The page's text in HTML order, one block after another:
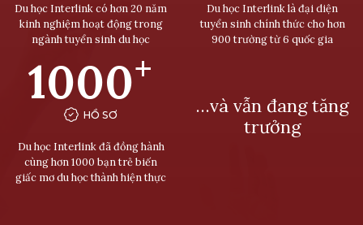
Du học Interlink có hơn 20 năm
kinh nghiệm hoạt động trong
ngành tuyển sinh du học
Du học Interlink là đại diện
tuyển sinh chính thức cho hơn
900 trường từ 6 quốc gia
1000+
HỒ SƠ
Du học Interlink đã đồng hành
cùng hơn 1000 bạn trẻ biến
giấc mơ du học thành hiện thực
…và vẫn đang tăng
trưởng